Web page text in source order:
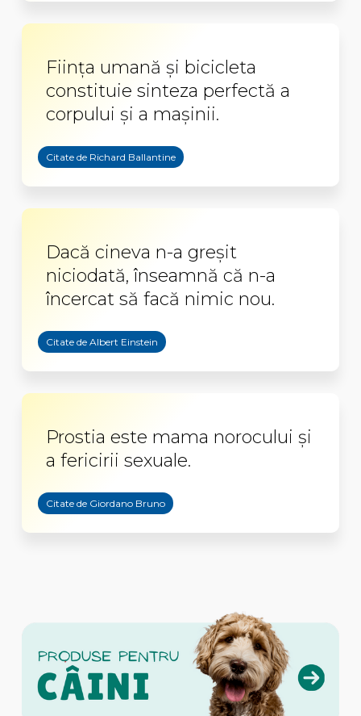
Ființa umană și bicicleta
constituie sinteza perfectă a
corpului și a mașinii.
Citate de Richard Ballantine
Dacă cineva n-a greșit
niciodată, înseamnă că n-a
încercat să facă nimic nou.
Citate de Albert Einstein
Prostia este mama norocului şi
a fericirii sexuale.
Citate de Giordano Bruno